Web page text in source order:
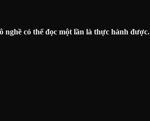
nghề có thể đọc một lần là thực hành được.